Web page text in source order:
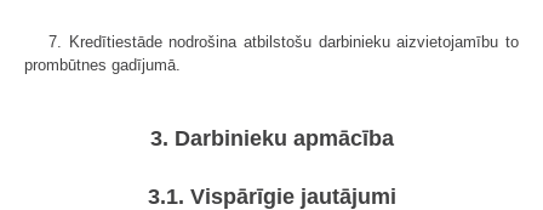
7. Kredītiestāde nodrošina atbilstošu darbinieku aizvietojamību to
prombūtnes gadījumā.
3. Darbinieku apmācība
3.1. Vispārīgie jautājumi